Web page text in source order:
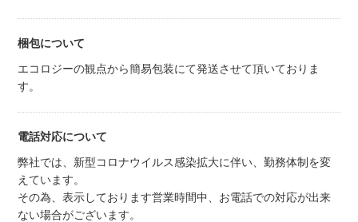
梱包について
エコロジーの観点から簡易包装にて発送させて頂いておりま
す。
電話対応について
弊社では、新型コロナウイルス感染拡大に伴い、勤務体制を変
えています。
その為、表示しております営業時間中、お電話での対応が出来
ない場合がございます。